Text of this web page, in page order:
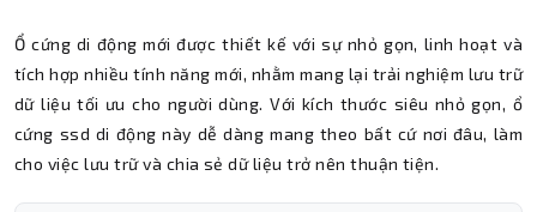
Ổ cứng di động mới được thiết kế với sự nhỏ gọn, linh hoạt và
tích hợp nhiều tính năng mới, nhằm mang lại trải nghiệm lưu trữ
dữ liệu tối ưu cho người dùng. Với kích thước siêu nhỏ gọn, ổ
cứng ssd di động này dễ dàng mang theo bất cứ nơi đâu, làm
cho việc lưu trữ và chia sẻ dữ liệu trở nên thuận tiện.